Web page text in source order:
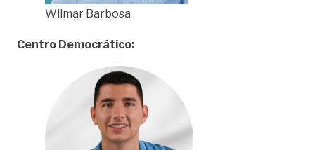
Wilmar Barbosa
Centro Democrático: